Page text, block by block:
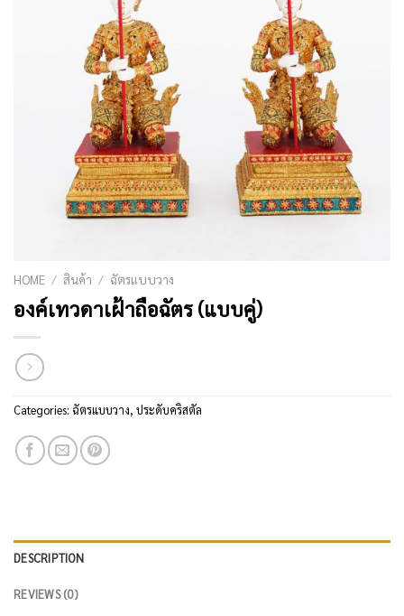
HOME / สินค้า / ฉัตรแบบวาง
องค์เทวดาเฝ้าถือฉัตร (แบบคู่)
Categories: ฉัตรแบบวาง, ประดับคริสตัล
DESCRIPTION
REVIEWS (0)